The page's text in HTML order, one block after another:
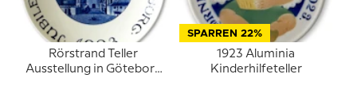
Rörstrand Teller
Ausstellung in Göteborg
SPARREN 22%
1923 Aluminia
Kinderhilfeteller